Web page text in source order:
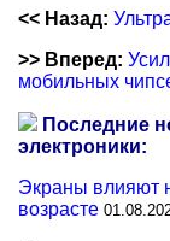
<< Назад:
>> Вперед:
мобильных
Последние
электроники:
Экраны влияют
возрасте